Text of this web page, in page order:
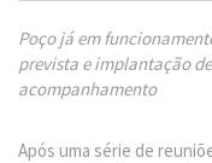
Poço já em
prevista e implantação
acompanhamento
Após uma série de